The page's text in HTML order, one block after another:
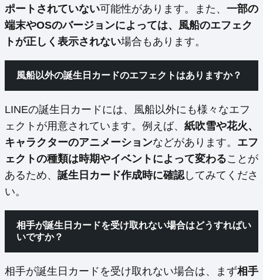
ポートされていない可能性があります。また、 一部の
端末やOSのバージョンによっては、風船のエフェク
トが正しく表示されない場合もあります。
風船以外の誕生日カードのエフェクトはありますか？
LINEの誕生日カードには、風船以外にも様々なエフ
ェクトが用意されています。例えば、 紙吹雪や花火、
キャラクターのアニメーションなどがあります。 エフ
ェクトの種類は時期やイベントによって変わることが
あるため、 誕生日カード作成時に確認してみてくださ
い。
相手が誕生日カードを受け取れない場合はどうすればい
いですか？
相手が誕生日カードを受け取れない場合は、まず相手